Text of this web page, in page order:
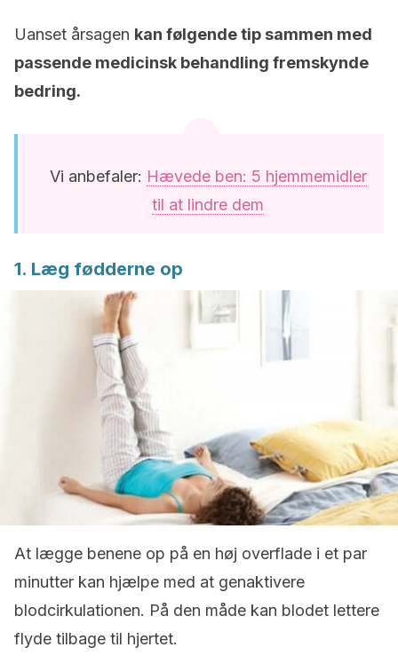
Uanset årsagen kan følgende tip sammen med
passende medicinsk behandling fremskynde
bedring.
Vi anbefaler: Hævede ben: 5 hjemmemidler
til at lindre dem
1. Læg fødderne op
At lægge benene op på en høj overflade i et par
minutter kan hjælpe med at genaktivere
blodcirkulationen. På den måde kan blodet lettere
flyde tilbage til hjertet.